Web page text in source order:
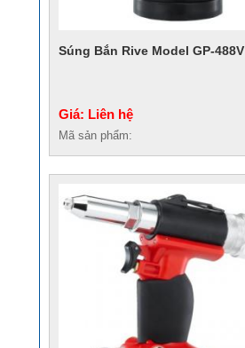
Súng Bắn Rive Model GP-488V
Giá: Liên hệ
Mã sản phẩm: